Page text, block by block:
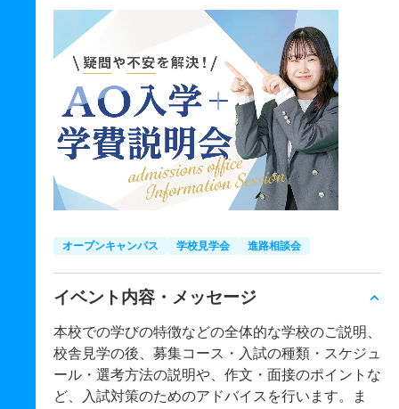
オープンキャンパス 学校見学会 進路相談会
イベント内容・メッセージ
本校での学びの特徴などの全体的な学校のご説明、
校舎見学の後、募集コース・入試の種類・スケジュ
ール・選考方法の説明や、作文・面接のポイントな
ど、入試対策のためのアドバイスを行います。ま